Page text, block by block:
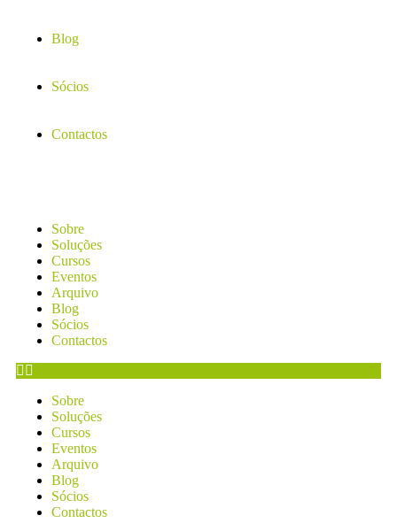
Blog
Sócios
Contactos
Sobre
Soluções
Cursos
Eventos
Arquivo
Blog
Sócios
Contactos
Sobre
Soluções
Cursos
Eventos
Arquivo
Blog
Sócios
Contactos